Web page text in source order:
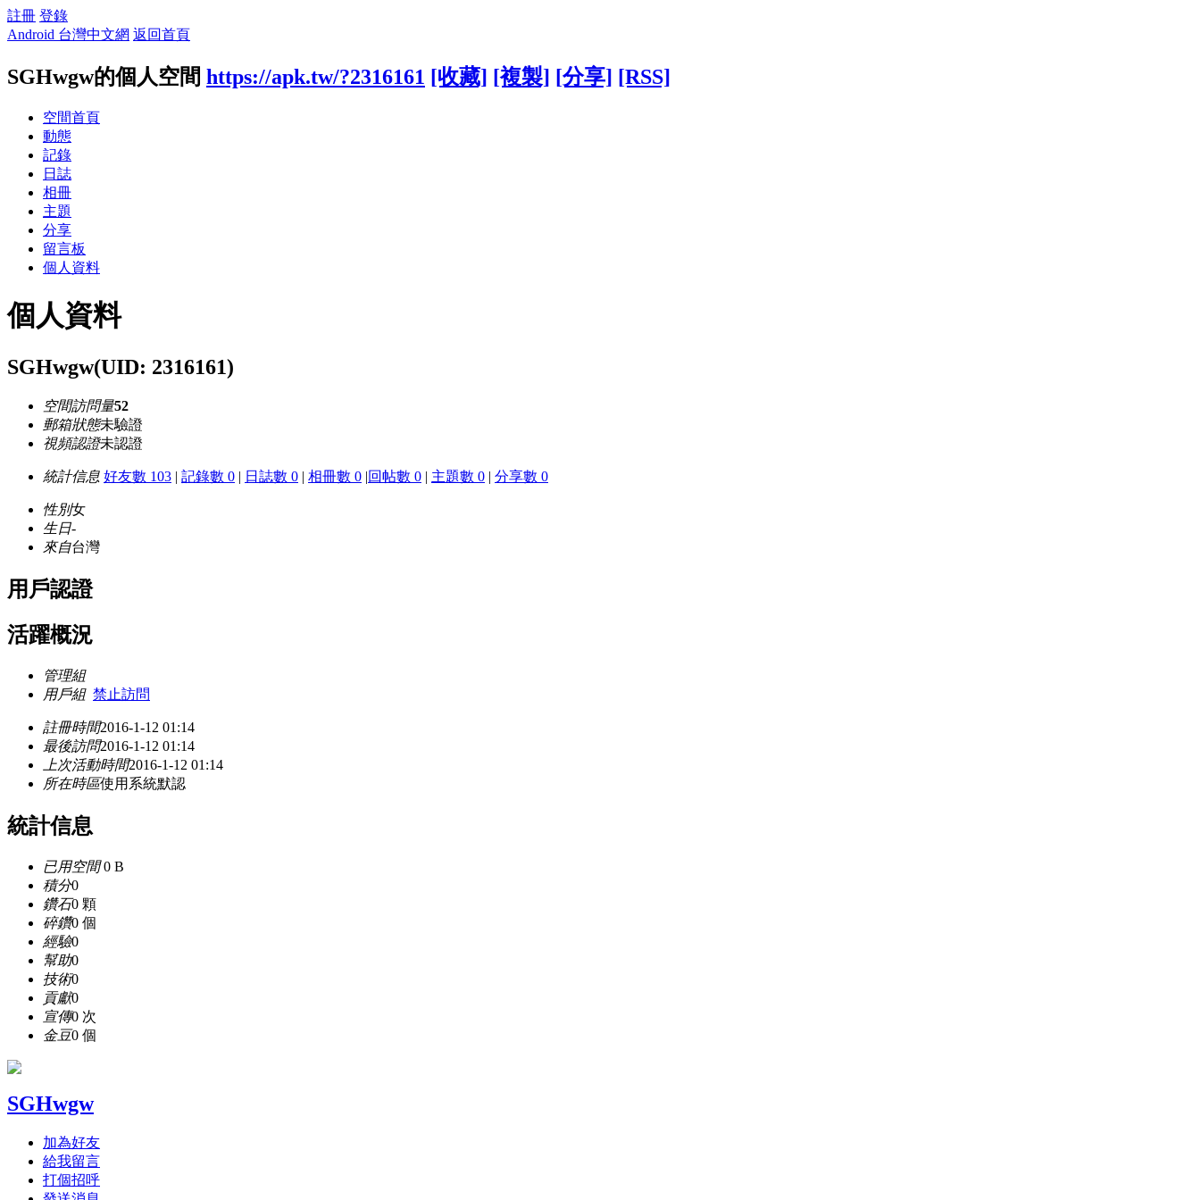
註冊 登錄
Android 台灣中文網 返回首頁
SGHwgw的個人空間 https://apk.tw/?2316161 [收藏] [複製] [分享] [RSS]
空間首頁
動態
記錄
日誌
相冊
主題
分享
留言板
個人資料
個人資料
SGHwgw(UID: 2316161)
空間訪問量52
郵箱狀態未驗證
視頻認證未認證
統計信息 好友數 103 | 記錄數 0 | 日誌數 0 | 相冊數 0 |回帖數 0 | 主題數 0 | 分享數 0
性別女
生日-
來自台灣
用戶認證
活躍概況
管理組
用戶組 禁止訪問
註冊時間2016-1-12 01:14
最後訪問2016-1-12 01:14
上次活動時間2016-1-12 01:14
所在時區使用系統默認
統計信息
已用空間0 B
積分0
鑽石0 顆
碎鑽0 個
經驗0
幫助0
技術0
貢獻0
宣傳0 次
金豆0 個
SGHwgw
加為好友
給我留言
打個招呼